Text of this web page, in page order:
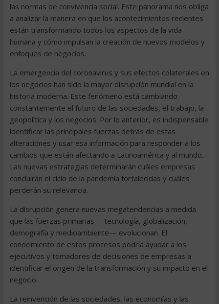
las normas de convivencia social. Este panorama nos obliga
a analizar la manera en que los acontecimientos recientes
están transformando todos los aspectos de la vida
humana y cómo impulsan la creación de nuevos modelos y
enfoques de negocios.
La emergencia del coronavirus y sus efectos colaterales en
los negocios han sido la mayor disrupción mundial en la
historia moderna. Este fenómeno está cambiando
constantemente el futuro de las sociedades, el trabajo, la
geopolítica y los negocios. Por lo anterior, es indispensable
identificar las principales fuerzas detrás de estas
alteraciones y usar esa información para responder a los
cambios que están afectando a Latinoamérica y al mundo.
Las nuevas estrategias determinarán cuáles empresas
concluirán el ciclo de la pandemia fortalecidas y cuáles
perderán su relevancia.
La disrupción genera nuevas megatendencias a medida
que las fuerzas primarias —tecnología, globalización,
demografía y medioambiente— evolucionan. El
conocimiento de estos procesos podría ayudar a los
ejecutivos y tomadores de decisiones de empresas a
identificar el origen de la transformación y su impacto en el
negocio.
La reinvención de las sociedades, las economías y las